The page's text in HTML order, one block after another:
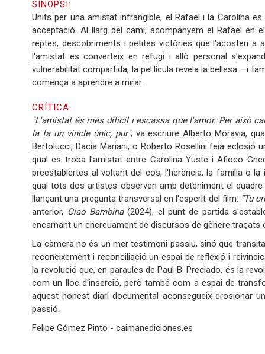
SINOPSI:
Units per una amistat infrangible, el Rafael i la Carolina
acceptació. Al llarg del camí, acompanyem el Rafael en
reptes, descobriments i petites victòries que l'acosten a
l'amistat es converteix en refugi i allò personal
vulnerabilitat compartida, la pel·lícula revela la bellesa —i
comença a aprendre a mirar.
CRÍTICA:
"L'amistat és més difícil i escassa que l'amor. Per això
la fa un vincle únic, pur", va escriure Alberto Moravia,
Bertolucci, Dacia Mariani, o Roberto Rosellini feia eclosió
qual es troba l'amistat entre Carolina Yuste i Afioco
preestablertes al voltant del cos, l'herència, la família o
qual tots dos artistes observen amb deteniment el
llançant una pregunta transversal en l'esperit del film: “Tu
anterior, Ciao Bambina(2024), el punt de partida
encarnant un encreuament de discursos de gènere traçats
La càmera no és un mer testimoni passiu, sinó que
reconeixement i reconciliació un espai de reflexió i
la revolució que, en paraules de Paul B. Preciado, és la
com un lloc d'inserció, però també com a espai de
aquest honest diari documental aconsegueix erosionar
passió.
Felipe Gómez Pinto - caimanediciones.es